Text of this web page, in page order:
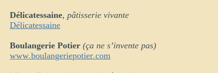
Délicatessaine, pâtisserie vivante
Délicatessaine
Boulangerie Potier (ça ne s’invente pas)
www.boulangeriepotier.com